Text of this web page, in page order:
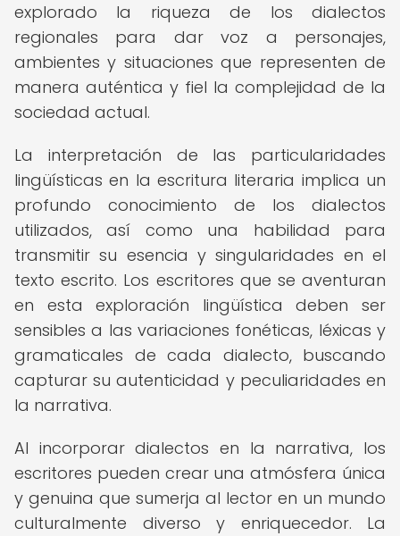
explorado la riqueza de los dialectos
regionales para dar voz a personajes,
ambientes y situaciones que representen de
manera auténtica y fiel la complejidad de la
sociedad actual.
La interpretación de las particularidades
lingüísticas en la escritura literaria implica un
profundo conocimiento de los dialectos
utilizados, así como una habilidad para
transmitir su esencia y singularidades en el
texto escrito. Los escritores que se aventuran
en esta exploración lingüística deben ser
sensibles a las variaciones fonéticas, léxicas y
gramaticales de cada dialecto, buscando
capturar su autenticidad y peculiaridades en
la narrativa.
Al incorporar dialectos en la narrativa, los
escritores pueden crear una atmósfera única
y genuina que sumerja al lector en un mundo
culturalmente diverso y enriquecedor. La